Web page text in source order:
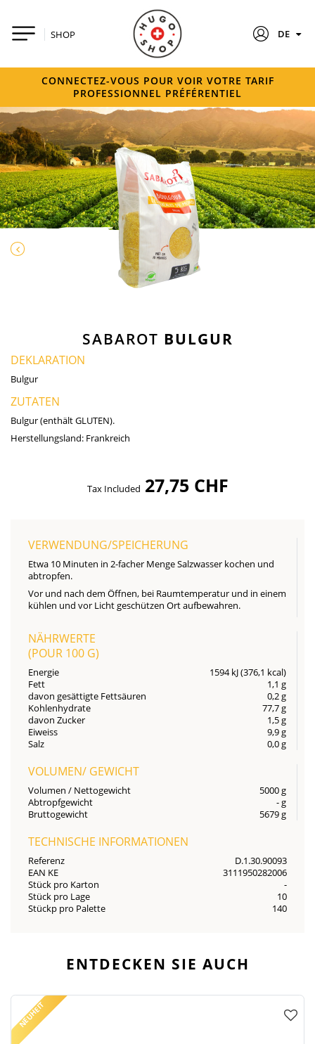
SHOP DE
CONNECTEZ-VOUS POUR VOIR VOTRE TARIF
PROFESSIONNEL PRÉFÉRENTIEL
SABAROT BULGUR
DEKLARATION
Bulgur
ZUTATEN
Bulgur (enthält GLUTEN).
Herstellungsland: Frankreich
Tax Included 27,75 CHF
VERWENDUNG/SPEICHERUNG
Etwa 10 Minuten in 2-facher Menge Salzwasser kochen und
abtropfen.
Vor und nach dem Öffnen, bei Raumtemperatur und in einem
kühlen und vor Licht geschützen Ort aufbewahren.
NÄHRWERTE
(POUR 100 G)
Energie
1594 kJ (376,1 kcal)
Fett
1,1 g
davon gesättigte Fettsäuren
0,2 g
Kohlenhydrate
77,7 g
davon Zucker
1,5 g
Eiweiss
9,9 g
Salz
0,0 g
VOLUMEN/ GEWICHT
Volumen / Nettogewicht
5000 g
Abtropfgewicht
- g
Bruttogewicht
5679 g
TECHNISCHE INFORMATIONEN
Referenz
D.1.30.90093
EAN KE
3111950282006
Stück pro Karton
-
Stück pro Lage
10
Stückp pro Palette
140
ENTDECKEN SIE AUCH
NEUHEIT